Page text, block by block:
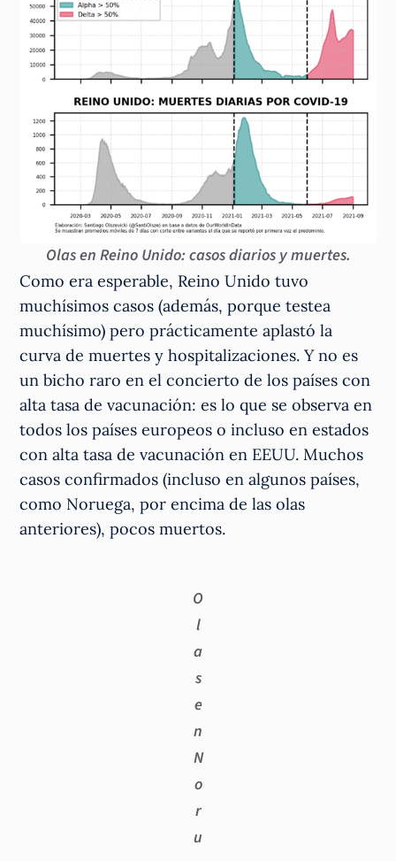
Olas en Reino Unido: casos diarios y muertes.
Como era esperable, Reino Unido tuvo
muchísimos casos (además, porque testea
muchísimo) pero prácticamente aplastó la
curva de muertes y hospitalizaciones. Y no es
un bicho raro en el concierto de los países con
alta tasa de vacunación: es lo que se observa en
todos los países europeos o incluso en estados
con alta tasa de vacunación en EEUU. Muchos
casos confirmados (incluso en algunos países,
como Noruega, por encima de las olas
anteriores), pocos muertos.
O
l
a
s
e
n
N
o
r
u